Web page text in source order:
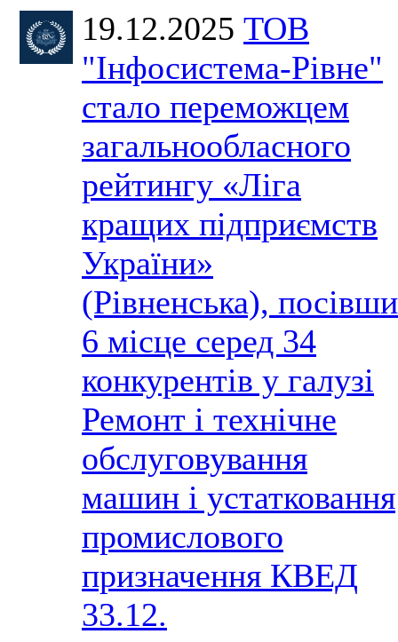
19.12.2025 ТОВ
"Інфосистема-Рівне"
стало переможцем
загальнообласного
рейтингу «Ліга
кращих підприємств
України»
(Рівненська), посівши
6 місце серед 34
конкурентів у галузі
Ремонт і технічне
обслуговування
машин і устатковання
промислового
призначення КВЕД
33.12.